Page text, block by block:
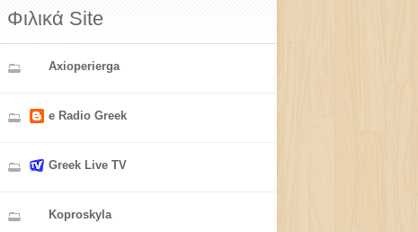
Φιλικά Site
Axioperierga
e Radio Greek
Greek Live TV
Koproskyla